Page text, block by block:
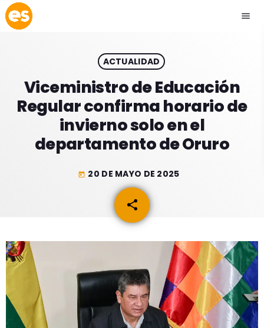
menu
play_arrow EMISIÓN LA PAZ
play_arrow EMISIÓN COCHABAMBA
ESLATINO NEWS
GEEKERS
MÚSICA
ENTRETENIMIENTO
INICIO
RADIO SPLENDID
CONTACTO
ACTUALIDAD
Viceministro de Educación
Regular confirma horario de
invierno solo en el
departamento de Oruro
today 20 DE MAYO DE 2025
share
email